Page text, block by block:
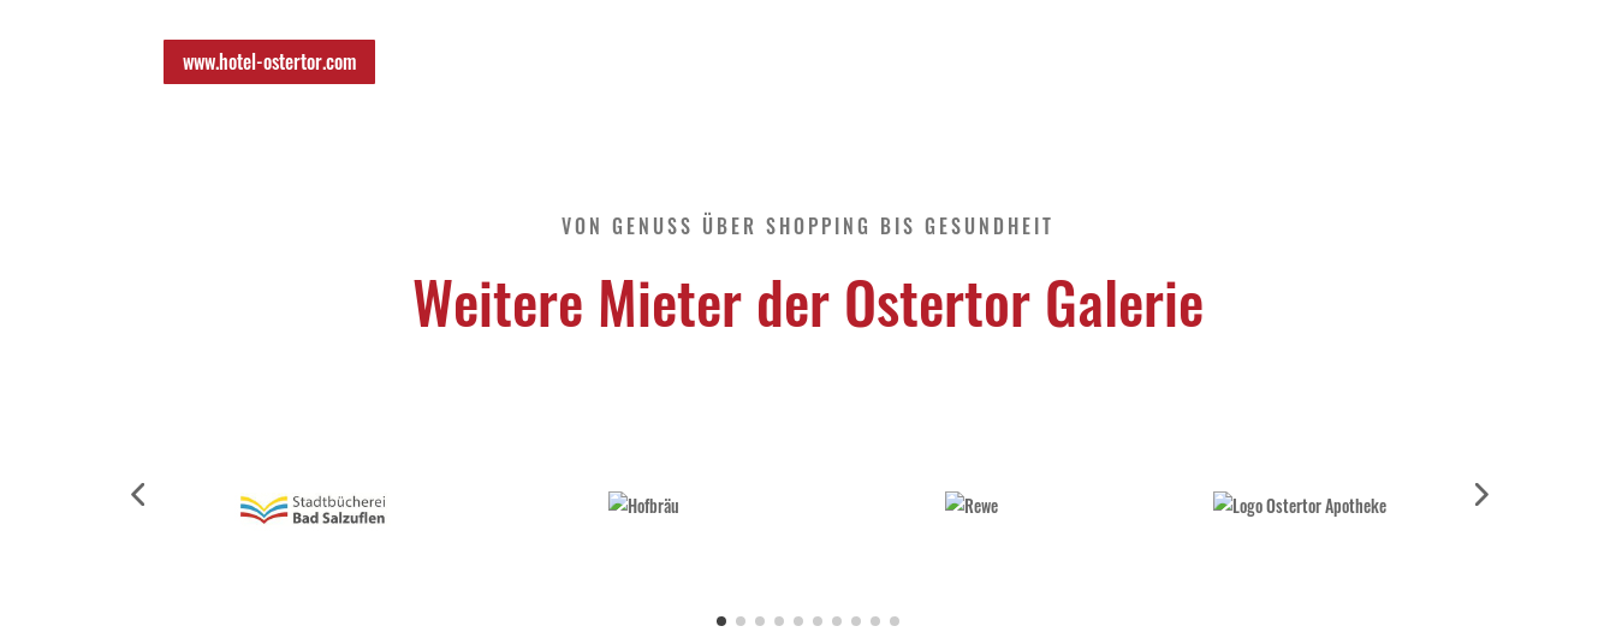
www.hotel-ostertor.com
VON GENUSS ÜBER SHOPPING BIS GESUNDHEIT
Weitere Mieter der Ostertor Galerie